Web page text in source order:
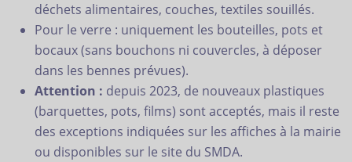
déchets alimentaires, couches, textiles souillés.
Pour le verre : uniquement les bouteilles, pots et
bocaux (sans bouchons ni couvercles, à déposer
dans les bennes prévues).
Attention : depuis 2023, de nouveaux plastiques
(barquettes, pots, films) sont acceptés, mais il reste
des exceptions indiquées sur les affiches à la mairie
ou disponibles sur le site du SMDA.